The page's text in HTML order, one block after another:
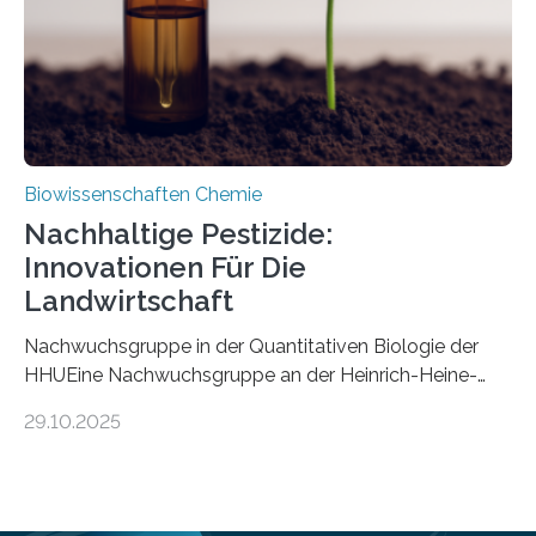
Mückenlarve aus dem Mesozoikum dar, denn…
Biowissenschaften Chemie
Nachhaltige Pestizide:
Innovationen Für Die
Landwirtschaft
Nachwuchsgruppe in der Quantitativen Biologie der
HHUEine Nachwuchsgruppe an der Heinrich-Heine-
fünf Jahren erforschen, wie Bakterien auf
29.10.2025